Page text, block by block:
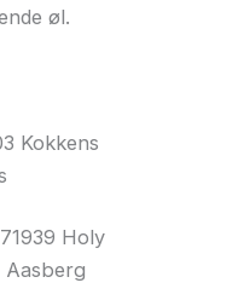
øl.
Kokkens
Holy
Aasberg